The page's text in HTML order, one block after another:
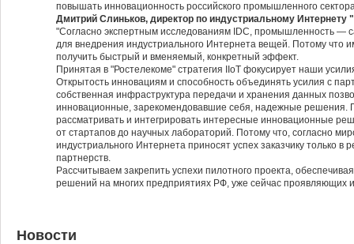
повышать инновационность российского промышленного
Дмитрий Слиньков, директор по индустриальному Интернету
"Согласно экспертным исследованиям IDC, промышленность —
для внедрения индустриального Интернета вещей. Потому что
получить быстрый и вменяемый, конкретный эффект.
Принятая в "Ростелекоме" стратегия IIoT фокусирует наши
Открытость инновациям и способность объединять усилия с
собственная инфраструктура передачи и хранения данных
инновационные, зарекомендовавшие себя, надежные решения.
рассматривать и интегрировать интересные инновационные
от стартапов до научных лабораторий. Потому что, согласно
индустриального Интернета приносят успех заказчику только в
партнерств.
Рассчитываем закрепить успехи пилотного проекта,
решений на многих предприятиях РФ, уже сейчас проявляющих
Новости